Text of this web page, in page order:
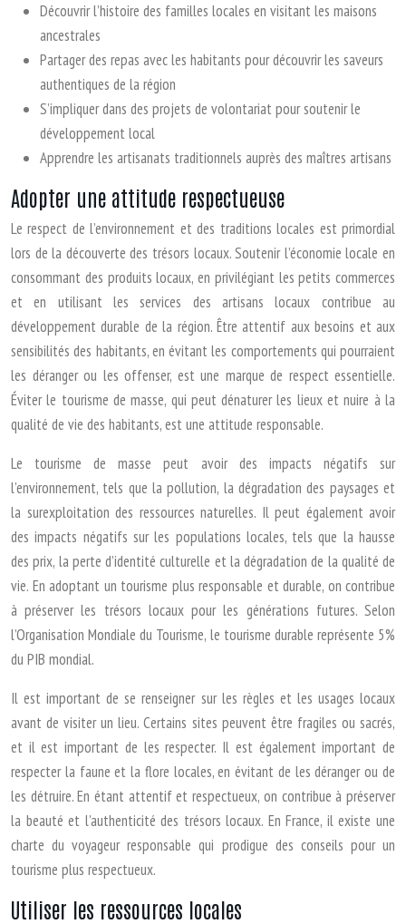
Découvrir l’histoire des familles locales en visitant les maisons
ancestrales
Partager des repas avec les habitants pour découvrir les saveurs
authentiques de la région
S’impliquer dans des projets de volontariat pour soutenir le
développement local
Apprendre les artisanats traditionnels auprès des maîtres artisans
Adopter une attitude respectueuse
Le respect de l’environnement et des traditions locales est primordial
lors de la découverte des trésors locaux. Soutenir l’économie locale en
consommant des produits locaux, en privilégiant les petits commerces
et en utilisant les services des artisans locaux contribue au
développement durable de la région. Être attentif aux besoins et aux
sensibilités des habitants, en évitant les comportements qui pourraient
les déranger ou les offenser, est une marque de respect essentielle.
Éviter le tourisme de masse, qui peut dénaturer les lieux et nuire à la
qualité de vie des habitants, est une attitude responsable.
Le tourisme de masse peut avoir des impacts négatifs sur
l’environnement, tels que la pollution, la dégradation des paysages et
la surexploitation des ressources naturelles. Il peut également avoir
des impacts négatifs sur les populations locales, tels que la hausse
des prix, la perte d’identité culturelle et la dégradation de la qualité de
vie. En adoptant un tourisme plus responsable et durable, on contribue
à préserver les trésors locaux pour les générations futures. Selon
l’Organisation Mondiale du Tourisme, le tourisme durable représente 5%
du PIB mondial.
Il est important de se renseigner sur les règles et les usages locaux
avant de visiter un lieu. Certains sites peuvent être fragiles ou sacrés,
et il est important de les respecter. Il est également important de
respecter la faune et la flore locales, en évitant de les déranger ou de
les détruire. En étant attentif et respectueux, on contribue à préserver
la beauté et l’authenticité des trésors locaux. En France, il existe une
charte du voyageur responsable qui prodigue des conseils pour un
tourisme plus respectueux.
Utiliser les ressources locales